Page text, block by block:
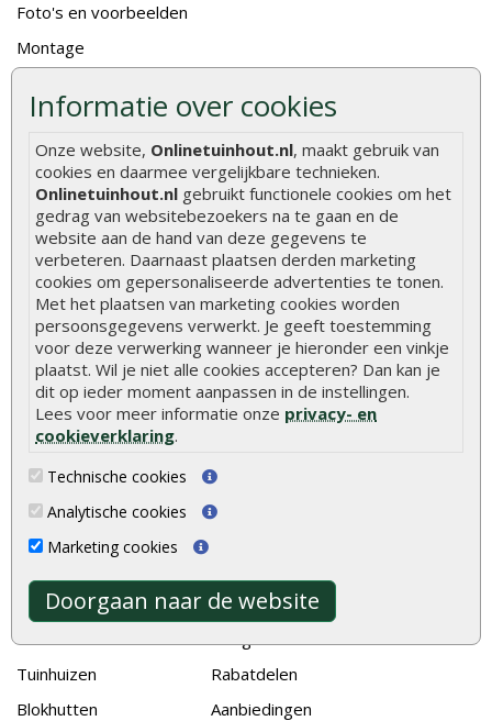
Informatie over cookies
Onze website, Onlinetuinhout.nl, maakt gebruik van
cookies en daarmee vergelijkbare technieken.
Onlinetuinhout.nl gebruikt functionele cookies om het
gedrag van websitebezoekers na te gaan en de
website aan de hand van deze gegevens te
verbeteren. Daarnaast plaatsen derden marketing
cookies om gepersonaliseerde advertenties te tonen.
Met het plaatsen van marketing cookies worden
persoonsgegevens verwerkt. Je geeft toestemming
voor deze verwerking wanneer je hieronder een vinkje
plaatst. Wil je niet alle cookies accepteren? Dan kan je
dit op ieder moment aanpassen in de instellingen.
Lees voor meer informatie onze privacy- en
cookieverklaring.
Technische cookies
Analytische cookies
Marketing cookies
Doorgaan naar de website
Foto's en voorbeelden
Montage
De fundering van een vlonder leggen
Hoe zelf een houten overkapping maken
Hoe zelf een vlonder leggen
Hoe betonpaal plaatsen
Hoe schutting plaatsen
De 9 beste tuinschermen van Onlinetuinhout.nl
Stijlvolle houtsoorten voor in de tuin
Duurzame tuin
Welke palen voor een schapenhek
Alle populaire categorieën
Tuinpalen
Tuinhekken
Tuinhuizen
Blokhutten
Steigerplanken
Rabatdelen
Aanbiedingen